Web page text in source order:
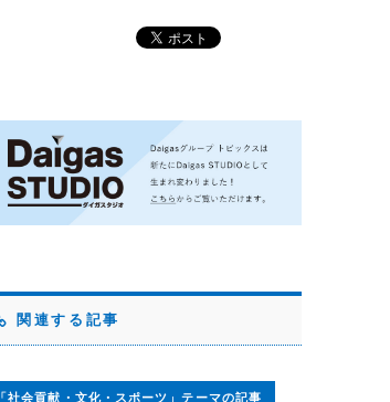
関連する記事
「社会貢献・文化・スポーツ」テーマの記事